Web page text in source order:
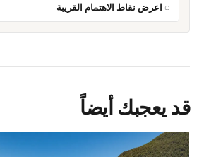
اعرض نقاط الاهتمام القريبة
قد يعجبك أيضاً